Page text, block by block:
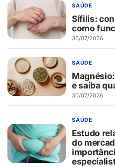
SAÚDE
Sífilis:
como
30/07/2026
SAÚDE
e saiba
30/07/2026
SAÚDE
Estudo
do